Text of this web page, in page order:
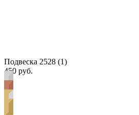
Подвеска 2528 (1)
450 руб.